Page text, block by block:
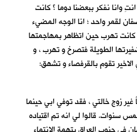
وانا نفكر ببعضنا دوما ؟ كانت
لقمر واحد ؛ انا الوجه المضيء
تهرب حين اتظاهر بمهاجمتها
الطويلة فتصرخ و تهرب ، و
تقوم بالقرفصاء و تشهق:
زوج خالتي ، فقد توفي ابي حينما
سنوات. قالوا لي انه تم اقتياده